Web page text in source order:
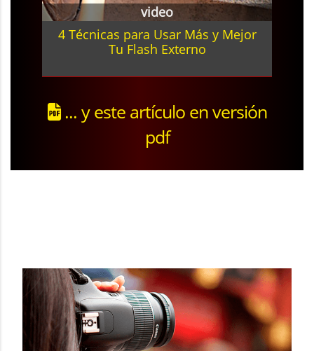
video
4 Técnicas para Usar Más y Mejor
Tu Flash Externo
... y este artículo en versión
pdf